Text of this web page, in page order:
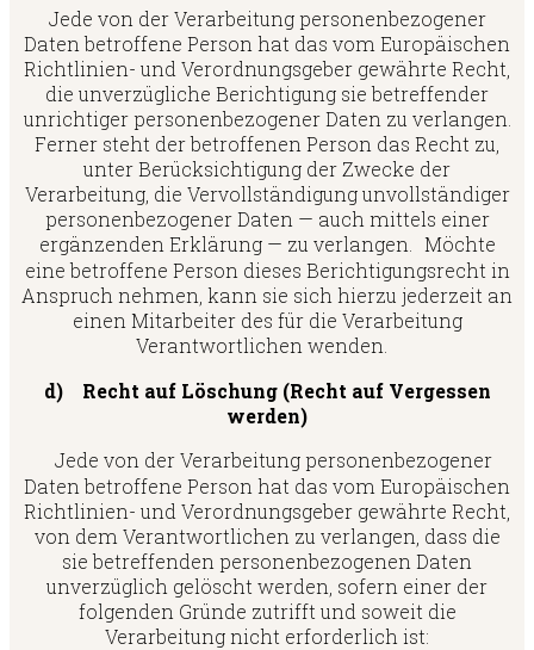
Jede von der Verarbeitung personenbezogener
Daten betroffene Person hat das vom Europäischen
Richtlinien- und Verordnungsgeber gewährte Recht,
die unverzügliche Berichtigung sie betreffender
unrichtiger personenbezogener Daten zu verlangen.
Ferner steht der betroffenen Person das Recht zu,
unter Berücksichtigung der Zwecke der
Verarbeitung, die Vervollständigung unvollständiger
personenbezogener Daten — auch mittels einer
ergänzenden Erklärung — zu verlangen. Möchte
eine betroffene Person dieses Berichtigungsrecht in
Anspruch nehmen, kann sie sich hierzu jederzeit an
einen Mitarbeiter des für die Verarbeitung
Verantwortlichen wenden.
d) Recht auf Löschung (Recht auf Vergessen
werden)
Jede von der Verarbeitung personenbezogener
Daten betroffene Person hat das vom Europäischen
Richtlinien- und Verordnungsgeber gewährte Recht,
von dem Verantwortlichen zu verlangen, dass die
sie betreffenden personenbezogenen Daten
unverzüglich gelöscht werden, sofern einer der
folgenden Gründe zutrifft und soweit die
Verarbeitung nicht erforderlich ist: